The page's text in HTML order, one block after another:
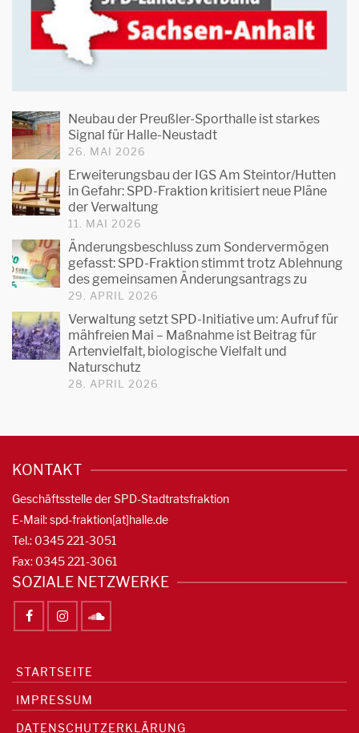
Neubau der Preußler-Sporthalle ist starkes
Signal für Halle-Neustadt
26. MAI 2026
Erweiterungsbau der IGS Am Steintor/Hutten
in Gefahr: SPD-Fraktion kritisiert neue Pläne
der Verwaltung
11. MAI 2026
Änderungsbeschluss zum Sondervermögen
gefasst: SPD-Fraktion stimmt trotz Ablehnung
des gemeinsamen Änderungsantrags zu
29. APRIL 2026
Verwaltung setzt SPD-Initiative um: Aufruf für
mähfreien Mai – Maßnahme ist Beitrag für
Artenvielfalt, biologische Vielfalt und
Naturschutz
28. APRIL 2026
KONTAKT
Geschäftsstelle der SPD-Stadtratsfraktion
E-Mail: spd-fraktion[at]halle.de
Tel.: 0345 221-3051
Fax: 0345 221-3061
SOZIALE NETZWERKE
STARTSEITE
IMPRESSUM
DATENSCHUTZERKLÄRUNG